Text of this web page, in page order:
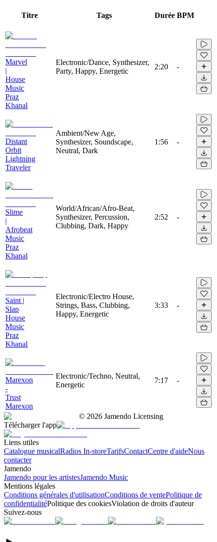
Titre Tags Durée BPM
Marvel
|
House
Music
Praz
Khanal
Electronic/Dance, Synthesizer,
Party, Happy, Energetic
2:20 -
Distant
Orbit
Lightning
Traveler
Ambient/New Age,
Synthesizer, Soundscape,
Neutral, Dark
1:56 -
Slime
|
Afrobeat
Music
Praz
Khanal
World/African/Afro-Beat,
Synthesizer, Percussion,
Clubbing, Dark, Happy
2:52 -
Saint |
Slap
House
Music
Praz
Khanal
Electronic/Electro House,
Strings, Bass, Clubbing,
Happy, Energetic
3:33 -
Marexon
-
Trust
Marexon
Electronic/Techno, Neutral,
Energetic
7:17 -
© 2026 Jamendo Licensing
Télécharger l'app
Liens utiles
Catalogue musicalRadios In-storeTarifsContactCentre d'aideNous
contacter
Jamendo
Jamendo pour les artistesJamendo Music
Mentions légales
Conditions générales d'utilisationConditions de ventePolitique de
confidentialitéPolitique des cookiesViolation de droits d'auteur
Suivez-nous